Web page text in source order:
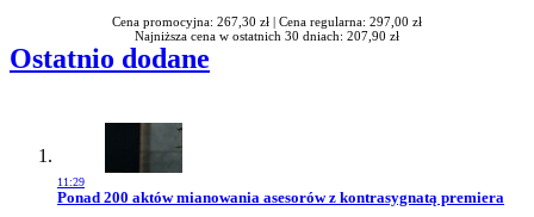
Cena promocyjna: 267,30 zł | Cena regularna: 297,00 zł
Najniższa cena w ostatnich 30 dniach: 207,90 zł
Ostatnio dodane
11:29
Przejdź do artykułu:
Ponad 200 aktów mianowania asesorów z kontrasygnatą premiera